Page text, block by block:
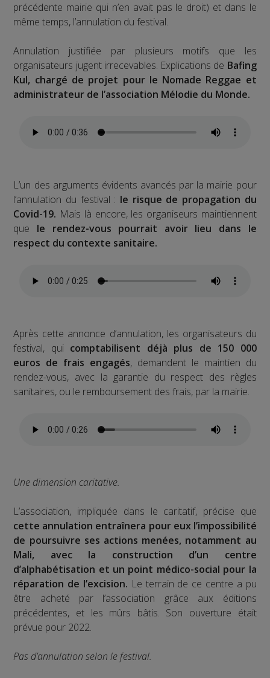
précédente mairie qui n’en avait pas le droit) et dans le
même temps, l’annulation du festival.
Annulation justifiée par plusieurs motifs que les
organisateurs jugent irrecevables. Explications de Bafing
Kul, chargé de projet pour le Nomade Reggae et
administrateur de l’association Mélodie du Monde.
L’un des arguments évidents avancés par la mairie pour
l’annulation du festival : le risque de propagation du
Covid-19. Mais là encore, les organiseurs maintiennent
que le rendez-vous pourrait avoir lieu dans le
respect du contexte sanitaire.
Après cette annonce d’annulation, les organisateurs du
festival, qui comptabilisent déjà plus de 150 000
euros de frais engagés, demandent le maintien du
rendez-vous, avec la garantie du respect des règles
sanitaires, ou le remboursement des frais, par la mairie.
Une dimension caritative.
L’association, impliquée dans le caritatif, précise que
cette annulation entraînera pour eux l’impossibilité
de poursuivre ses actions menées, notamment au
Mali, avec la construction d’un centre
d’alphabétisation et un point médico-social pour la
réparation de l’excision. Le terrain de ce centre a pu
être acheté par l’association grâce aux éditions
précédentes, et les mûrs bâtis. Son ouverture était
prévue pour 2022.
Pas d’annulation selon le festival.